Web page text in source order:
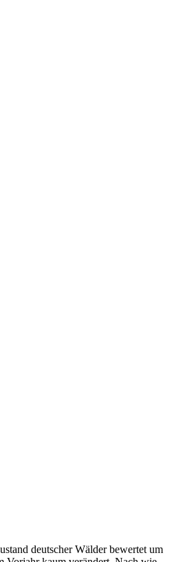
deutscher Wälder bewertet um